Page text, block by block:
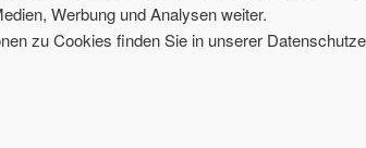
Werbung und Analysen weiter.
zu Cookies finden Sie in unserer